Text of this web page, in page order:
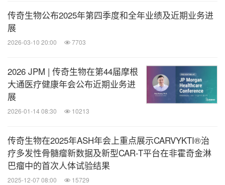
变癌症治疗格局的突破性疗法。公司与合作伙伴强生
（Johnson & Johnson）共同开发并商业化的
CARVYKTI®
，是一款用于治疗复发或难治性多发性
的革命。公司总部位于美国，通过加强领导力建设，
构建端到端的细胞治疗体系，以提升CARVYKTI®的
患者可及性并充分挖掘其治疗潜力。公司计划以此平
发。
更多信息请访问www.legendbiotech.com
传奇生物公布2025年第四季度和全年业绩及近期业务进
展
2026-03-10 20:00 7703
2026 JPM | 传奇生物在第44届摩根
大通医疗健康年会公布近期业务进
展
2026-01-14 08:30 10213
传奇生物在2025年ASH年会上重点展示CARVYKTI®治
疗多发性骨髓瘤新数据及新型CAR-T平台在非霍奇金淋
巴瘤中的首次人体试验结果
2025-12-07 08:00 15729